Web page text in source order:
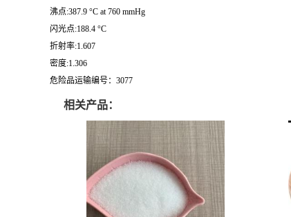
沸点:387.9 °C at 760 mmHg
闪光点:188.4 °C
折射率:1.607
密度:1.306
危险品运输编号：3077
相关产品：